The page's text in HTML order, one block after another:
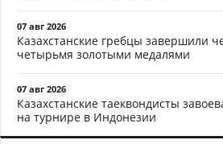
07 авг 2026
Казахстанские гребцы завершили
четырьмя золотыми медалями
07 авг 2026
Казахстанские таеквондисты
на турнире в Индонезии